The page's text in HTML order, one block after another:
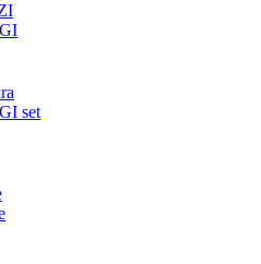
set